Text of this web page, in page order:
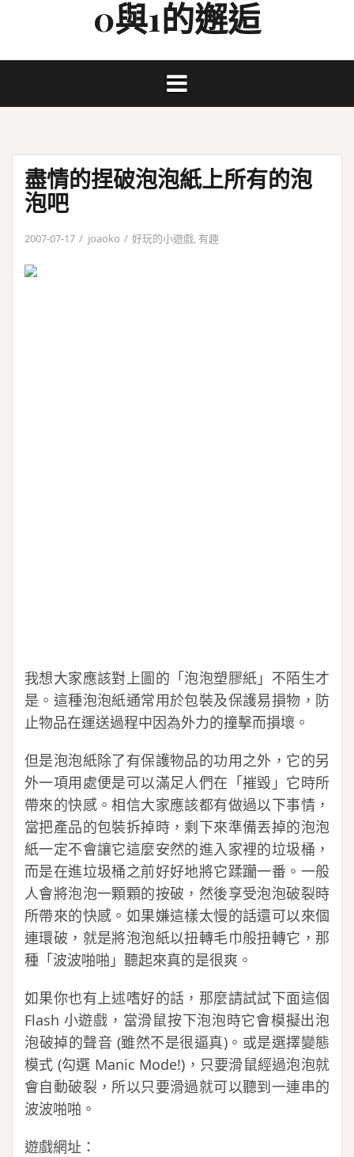
0與1的邂逅
盡情的捏破泡泡紙上所有的泡
泡吧
2007-07-17 joaoko 好玩的小遊戲, 有趣
我想大家應該對上圖的「泡泡塑膠紙」不陌生才
是。這種泡泡紙通常用於包裝及保護易損物，防
止物品在運送過程中因為外力的撞擊而損壞。
但是泡泡紙除了有保護物品的功用之外，它的另
外一項用處便是可以滿足人們在「摧毀」它時所
帶來的快感。相信大家應該都有做過以下事情，
當把產品的包裝拆掉時，剩下來準備丟掉的泡泡
紙一定不會讓它這麼安然的進入家裡的垃圾桶，
而是在進垃圾桶之前好好地將它蹂躪一番。一般
人會將泡泡一顆顆的按破，然後享受泡泡破裂時
所帶來的快感。如果嫌這樣太慢的話還可以來個
連環破，就是將泡泡紙以扭轉毛巾般扭轉它，那
種「波波啪啪」聽起來真的是很爽。
如果你也有上述嗜好的話，那麼請試試下面這個
Flash 小遊戲，當滑鼠按下泡泡時它會模擬出泡
泡破掉的聲音 (雖然不是很逼真)。或是選擇變態
模式 (勾選 Manic Mode!)，只要滑鼠經過泡泡就
會自動破裂，所以只要滑過就可以聽到一連串的
波波啪啪。
遊戲網址：